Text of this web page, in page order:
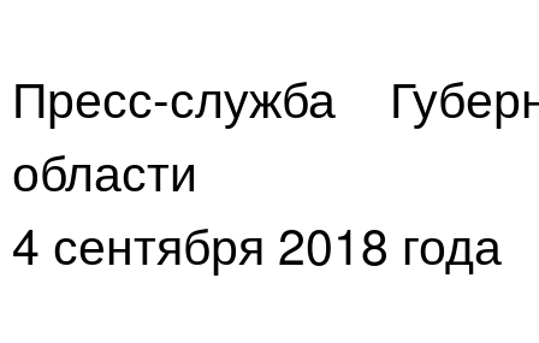
Пресс-служба
области
4 сентября 2018 года